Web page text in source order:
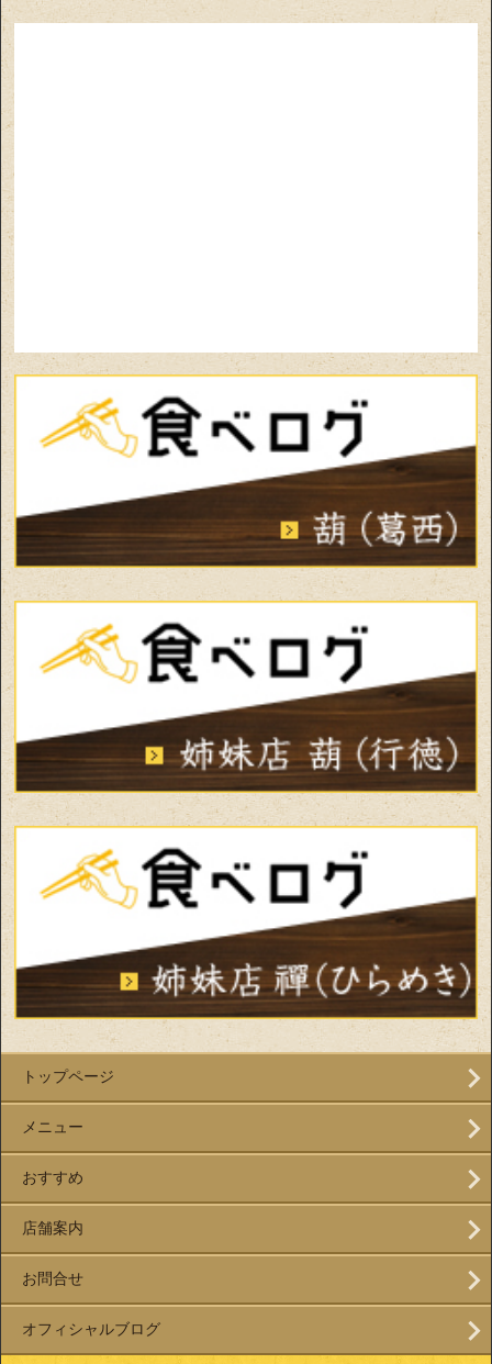
トップページ
メニュー
おすすめ
店舗案内
お問合せ
オフィシャルブログ